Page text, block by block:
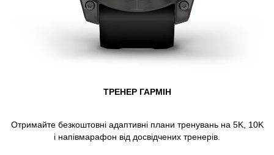
ТРЕНЕР ГАРМІН
Отримайте безкоштовні адаптивні плани тренувань на 5K, 10K
і напівмарафон від досвідчених тренерів.